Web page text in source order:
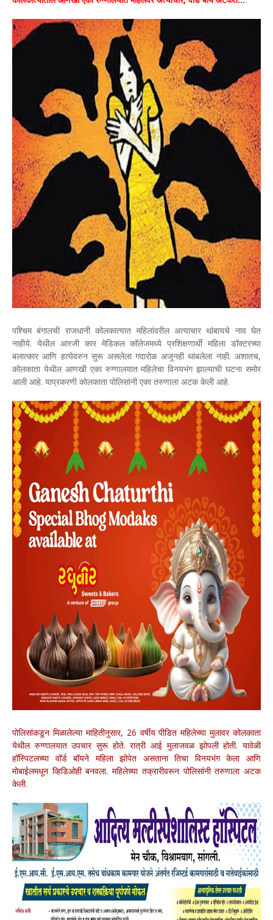
पश्चिम बंगालची राजधानी कोलकात्यात महिलांवरील अत्याचार थांबायचे नाव घेत
नाहीये. येथील आरजी कार मेडिकल कॉलेजमध्ये प्रशिक्षणार्थी महिला डॉक्टरच्या
बलात्कार आणि हत्येवरुन सुरू असलेला गदारोळ अजूनही थांबलेला नाही. अशातच,
कोलकाता येथील आणखी एका रुग्णालयात महिलेचा विनयभंग झाल्याची घटना समोर
आली आहे. याप्रकरणी कोलकाता पोलिसांनी एका तरुणाला अटक केली आहे.
पोलिसांकडून मिळालेल्या माहितीनुसार, 26 वर्षीय पीडित महिलेच्या मुलावर कोलकाता
येथील रुग्णालयात उपचार सुरू होते. रात्री आई मुलाजवळ झोपली होती. यावेळी
हॉस्पिटलच्या वॉर्ड बॉयने महिला झोपेत असताना तिचा विनयभंग केला आणि
मोबाईलमधून व्हिडिओही बनवला. महिलेच्या तक्रारीवरून पोलिसांनी तरुणाला अटक
केली.